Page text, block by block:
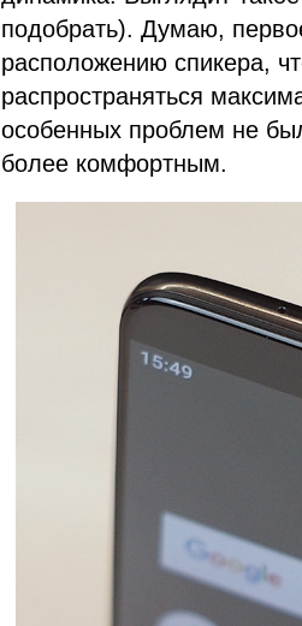
подобрать). Думаю,
расположению спикера,
распространяться
особенных проблем не
более комфортным.